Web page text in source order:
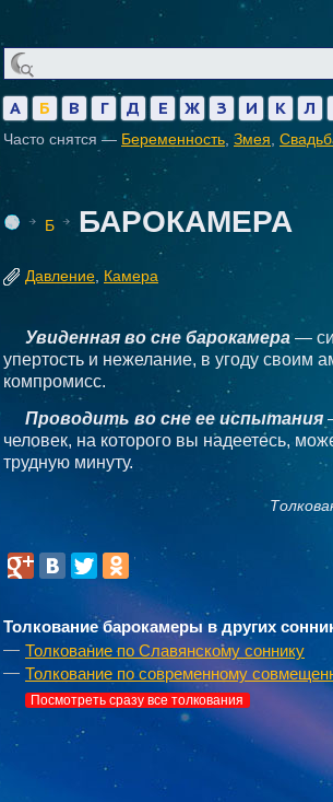
А Б В Г Д Е Ж З И К Л
Часто снятся — Беременность Змея
Б БАРОКАМЕРА
Давление Камера
Увиденная во сне барокамера —
упертость и нежелание, в угоду своим
компромисс.
Проводить во сне ее испытания
человек, на которого вы надеетесь,
трудную минуту.
Толкование барокамеры в других
Толкование по Славянскому соннику
Толкование по современному
Посмотреть сразу все толкования